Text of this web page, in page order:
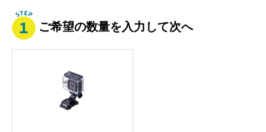
ご希望の数量を入力して次へ